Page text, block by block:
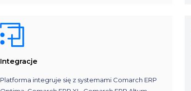
Integracje
Platforma integruje się z systemami Comarch ERP